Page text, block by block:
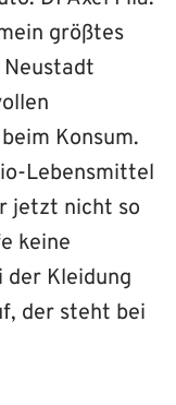
größtes
Neustadt
Konsum.
Lebensmittel
jetzt nicht so
keine
der Kleidung
der steht bei